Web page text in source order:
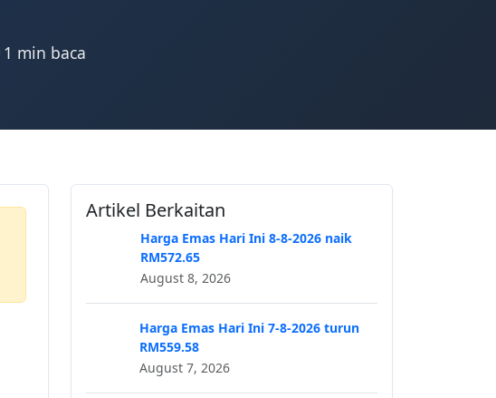
1 min baca
Artikel Berkaitan
Harga Emas Hari Ini 8-8-2026 naik
RM572.65
August 8, 2026
Harga Emas Hari Ini 7-8-2026 turun
RM559.58
August 7, 2026